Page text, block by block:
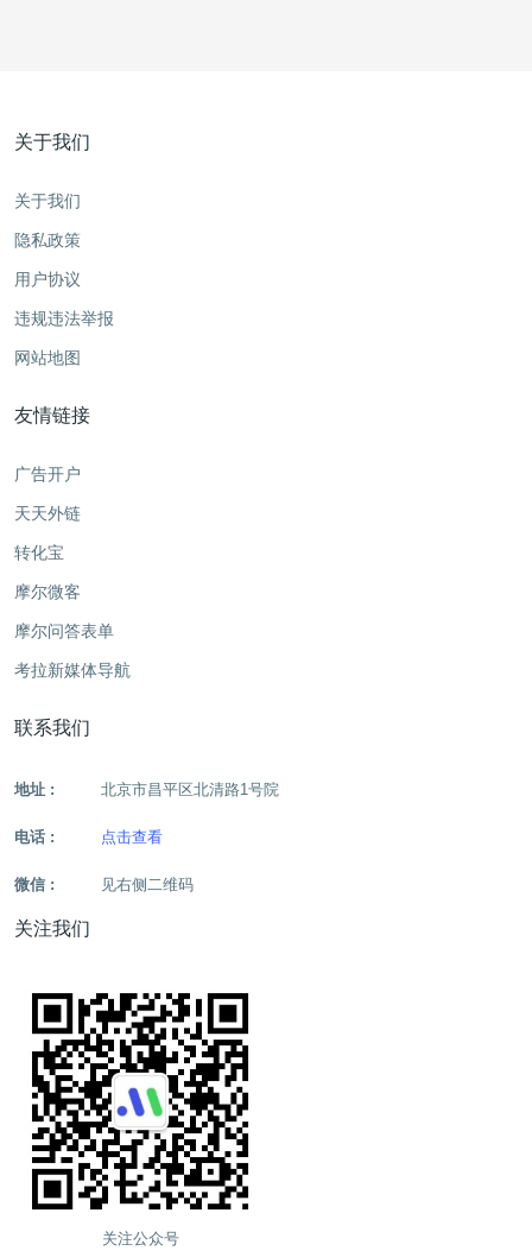
关于我们
关于我们
隐私政策
用户协议
违规违法举报
网站地图
友情链接
广告开户
天天外链
转化宝
摩尔微客
摩尔问答表单
考拉新媒体导航
联系我们
地址 : 北京市昌平区北清路1号院
电话 : 点击查看
微信 : 见右侧二维码
关注我们
关注公众号